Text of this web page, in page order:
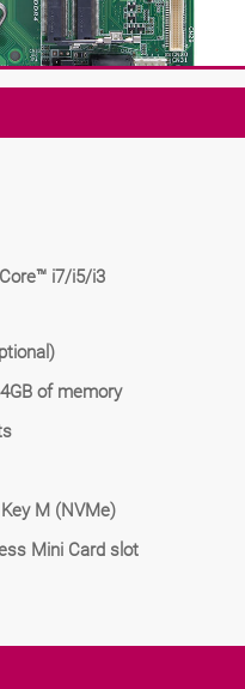
i7/i5/i3
of memory
M (NVMe)
Mini Card slot